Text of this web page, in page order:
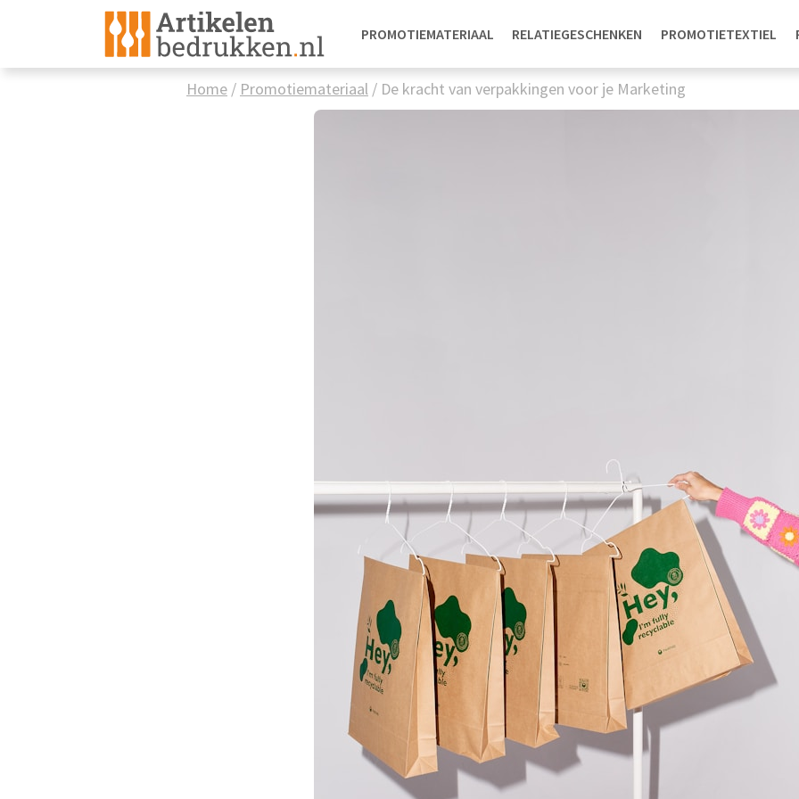
PROMOTIEMATERIAAL RELATIEGESCHENKEN PROMOTIETEXTIEL
Home / Promotiemateriaal / De kracht van verpakkingen voor je Marketing